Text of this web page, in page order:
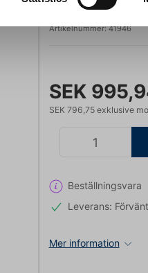
Artikelnummer:41946
SEK
SEK 796,75 exklusive
Beställningsvara
Leverans:
Mer information